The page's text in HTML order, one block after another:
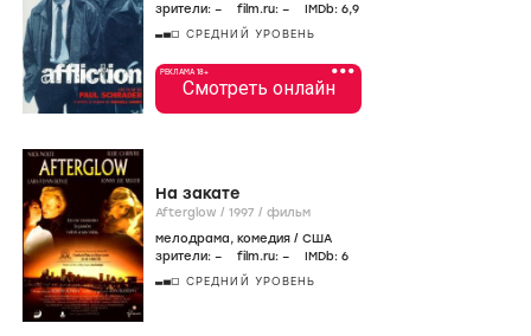
зрители: – film.ru: – IMDb: 6,9
СРЕДНИЙ УРОВЕНЬ
•••
РЕКЛАМА 18+
Смотреть онлайн
На закате
Afterglow / 1997 / фильм
мелодрама, комедия / США
зрители: – film.ru: – IMDb: 6
СРЕДНИЙ УРОВЕНЬ